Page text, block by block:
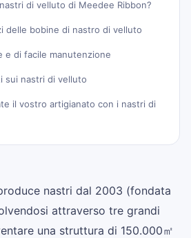
di velluto di Meedee Ribbon?
delle bobine di nastro di velluto
e di facile manutenzione
sui nastri di velluto
il vostro artigianato con i nastri di
nastri dal 2003 (fondata
attraverso tre grandi
una struttura di 150.000㎡